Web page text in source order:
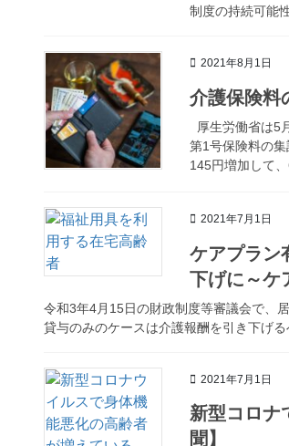
制度の持続可能
2021年8月1日
介護保険料
厚生労働省は5
第1号保険料の
145円増加して
2021年7月1日
ケアプラン
下げに～ケ
令和3年4月15日の財政制度等審議会で、
貸与のみのケースは介護報酬を引き下げ
2021年7月1日
新型コロナ
聞】